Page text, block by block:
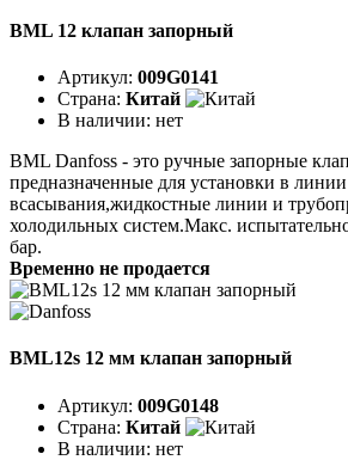
BML 12 клапан запорный
Артикул: 009G0141
Страна: Китай
В наличии: нет
BML Danfoss - это ручные запорные
предназначенные для установки в линии
всасывания,жидкостные линии и
холодильных систем.Макс.
бар.
Временно не продается
BML12s 12 мм клапан запорный
Артикул: 009G0148
Страна: Китай
В наличии: нет